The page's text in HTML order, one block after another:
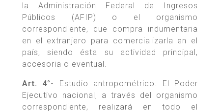
la Administración Federal de Ingresos
Públicos (AFIP) o el organismo
correspondiente, que compra indumentaria
en el extranjero para comercializarla en el
país, siendo ésta su actividad principal,
accesoria o eventual.
Art. 4°-
Estudio antropométrico. El Poder
Ejecutivo nacional, a través del organismo
correspondiente, realizará en todo el